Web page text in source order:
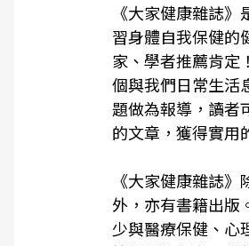
《大家健康雜誌》
習身體自我保健的
家、學者推薦肯定
個與我們日常生活
題做為報導，讀者
的文章，獲得實用
《大家健康雜誌》
外，亦有書籍出版
少與醫療保健、心